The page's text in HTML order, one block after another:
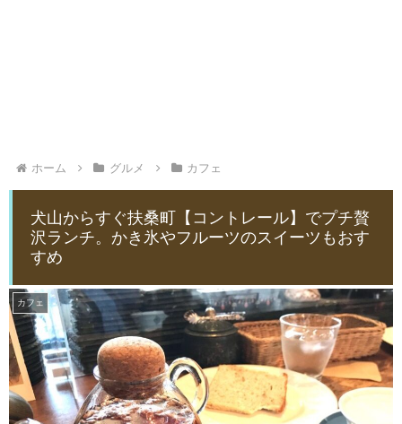
ホーム グルメ カフェ
犬山からすぐ扶桑町【コントレール】でプチ贅
沢ランチ。かき氷やフルーツのスイーツもおす
すめ
カフェ